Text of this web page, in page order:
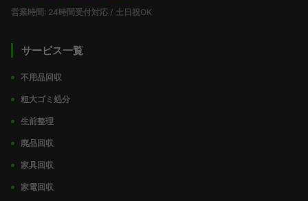
営業時間: 24時間受付対応 / 土日祝OK
サービス一覧
不用品回収
粗大ゴミ処分
生前整理
廃品回収
家具回収
家電回収